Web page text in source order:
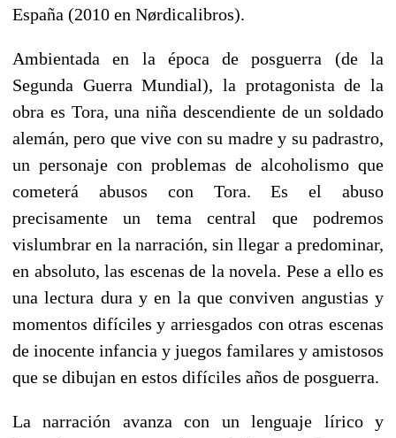
España (2010 en Nørdicalibros).
Ambientada en la época de posguerra (de la
Segunda Guerra Mundial), la protagonista de la
obra es Tora, una niña descendiente de un soldado
alemán, pero que vive con su madre y su padrastro,
un personaje con problemas de alcoholismo que
cometerá abusos con Tora. Es el abuso
precisamente un tema central que podremos
vislumbrar en la narración, sin llegar a predominar,
en absoluto, las escenas de la novela. Pese a ello es
una lectura dura y en la que conviven angustias y
momentos difíciles y arriesgados con otras escenas
de inocente infancia y juegos familares y amistosos
que se dibujan en estos difíciles años de posguerra.
La narración avanza con un lenguaje lírico y